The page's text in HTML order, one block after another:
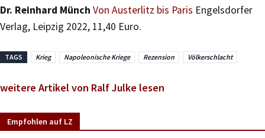
Dr. Reinhard Münch Von Austerlitz bis Paris Engelsdorfer
Verlag, Leipzig 2022, 11,40 Euro.
TAGS Krieg Napoleonische Kriege Rezension Völkerschlacht
weitere Artikel von Ralf Julke lesen
Empfohlen auf LZ